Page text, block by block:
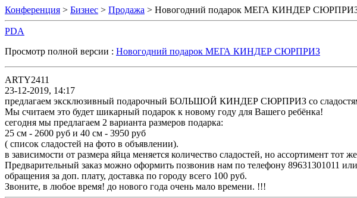
Конференция > Бизнес > Продажа > Новогодний подарок МЕГА КИНДЕР
PDA
Просмотр полной версии : Новогодний подарок МЕГА КИНДЕР СЮРПРИЗ
ARTY2411
23-12-2019, 14:17
предлагаем эксклюзивный подарочный БОЛЬШОЙ КИНДЕР СЮРПРИЗ со
Мы считаем это будет шикарный подарок к новому году для Вашего ребёнка!
сегодня мы предлагаем 2 варианта размеров подарка:
25 см - 2600 руб и 40 см - 3950 руб
( список сладостей на фото в объявлении).
в зависимости от размера яйца меняется количество сладостей, но ассортимент
Предварительный заказ можно оформить позвонив нам по телефону 89631301011
обращения за доп. плату, доставка по городу всего 100 руб.
Звоните, в любое время! до нового года очень мало времени. !!!